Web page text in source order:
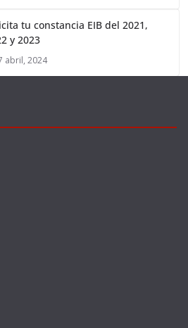
tu constancia EIB del 2021,
y 2023
abril, 2024